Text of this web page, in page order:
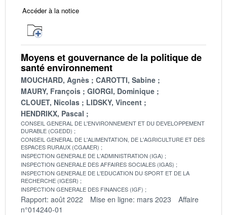
Accéder à la notice
Moyens et gouvernance de la politique de
santé environnement
MOUCHARD, Agnès
CAROTTI, Sabine
MAURY, François
GIORGI, Dominique
CLOUET, Nicolas
LIDSKY, Vincent
HENDRIKX, Pascal
CONSEIL GENERAL DE L'ENVIRONNEMENT ET DU DEVELOPPEMENT
DURABLE (CGEDD)
CONSEIL GENERAL DE L'ALIMENTATION, DE L'AGRICULTURE ET DES
ESPACES RURAUX (CGAAER)
INSPECTION GENERALE DE L'ADMINISTRATION (IGA)
INSPECTION GENERALE DES AFFAIRES SOCIALES (IGAS)
INSPECTION GENERALE DE L'EDUCATION DU SPORT ET DE LA
RECHERCHE (IGESR)
INSPECTION GENERALE DES FINANCES (IGF)
Rapport: août 2022 Mise en ligne: mars 2023
Affaire
n°014240-01